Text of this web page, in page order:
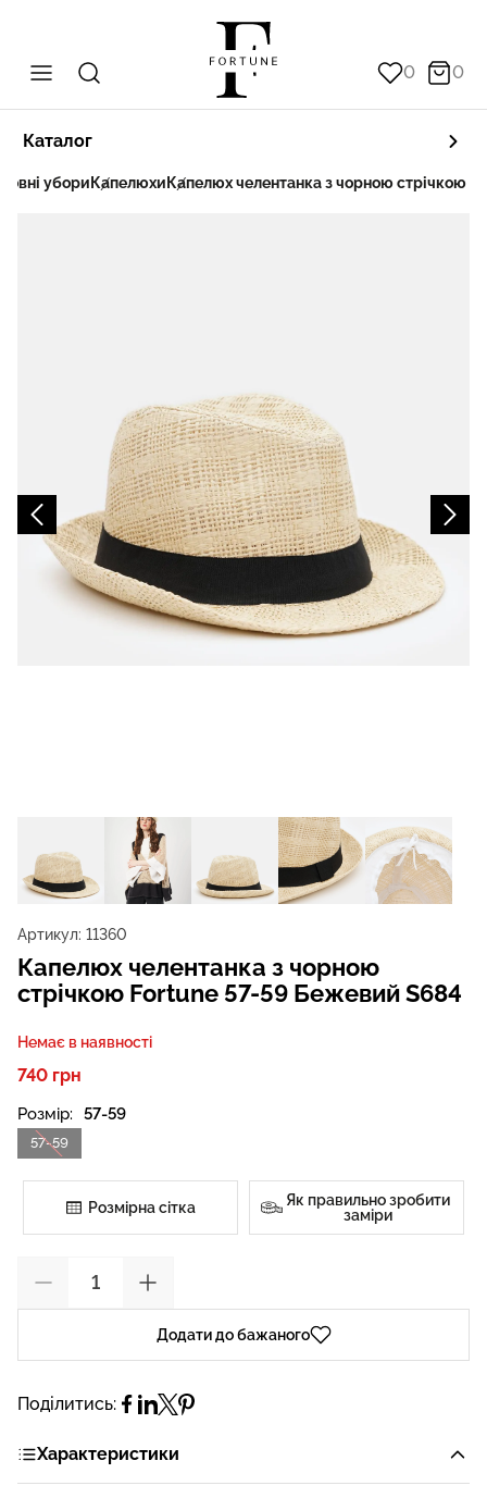
0 0
Каталог
убори Капелюхи Капелюх челентанка з чорною стрічкою
Артикул: 11360
Капелюх челентанка з чорною
стрічкою Fortune 57-59 Бежевий S684
Немає в наявності
740 грн
Розмір: 57-59
57-59
Розмірна сітка
Як правильно зробити
заміри
Додати до бажаного
Поділитись:
Характеристики